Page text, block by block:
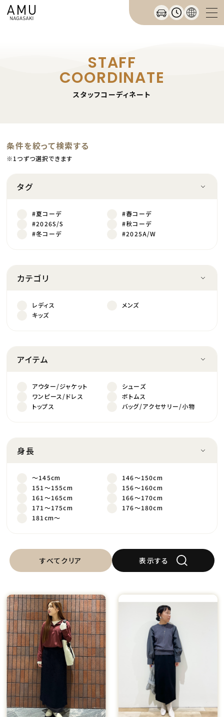
STAFF
COORDINATE
スタッフコーディネート
条件を絞って検索する
※1つずつ選択できます
タグ
#夏コーデ
#春コーデ
#2026S/S
#秋コーデ
#冬コーデ
#2025A/W
カテゴリ
レディス
メンズ
キッズ
アイテム
アウター/ジャケット
シューズ
ワンピース/ドレス
ボトムス
トップス
バッグ/アクセサリー/小物
身長
～145cm
146～150cm
151～155cm
156～160cm
161～165cm
166～170cm
171～175cm
176～180cm
181cm～
すべてクリア 表示する